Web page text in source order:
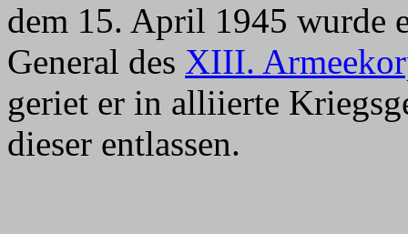
dem 15. April 1945 wurde
General des XIII.
geriet er in alliierte
dieser entlassen.